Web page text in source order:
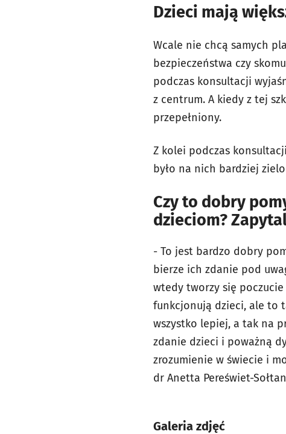
Dzieci mają
Wcale nie chcą samych
bezpieczeństwa czy
podczas konsultacji
z centrum. A kiedy z tej
przepełniony.
Z kolei podczas
było na nich bardziej
Czy to dobry
dzieciom?
- To jest bardzo dobry
bierze ich zdanie pod
wtedy tworzy się
funkcjonują dzieci, ale to
wszystko lepiej, a tak na
zdanie dzieci i poważną
zrozumienie w świecie i
dr Anetta Pereświet-
Galeria zdjęć